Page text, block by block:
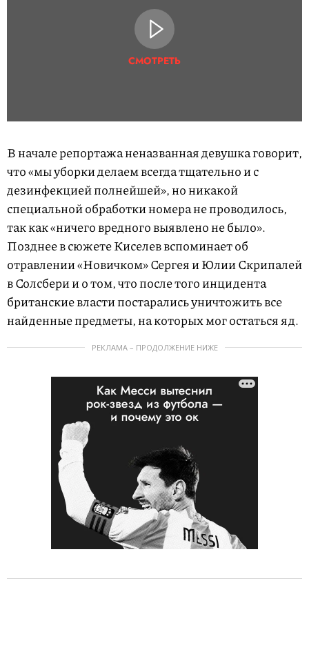
СМОТРЕТЬ
В начале репортажа неназванная девушка говорит,
что «мы уборки делаем всегда тщательно и с
дезинфекцией полнейшей», но никакой
специальной обработки номера не проводилось,
так как «ничего вредного выявлено не было».
Позднее в сюжете Киселев вспоминает об
отравлении «Новичком» Сергея и Юлии Скрипалей
в Солсбери и о том, что после того инцидента
британские власти постарались уничтожить все
найденные предметы, на которых мог остаться яд.
РЕКЛАМА – ПРОДОЛЖЕНИЕ НИЖЕ